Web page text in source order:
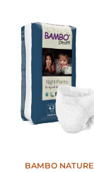
BAMBO NATURE